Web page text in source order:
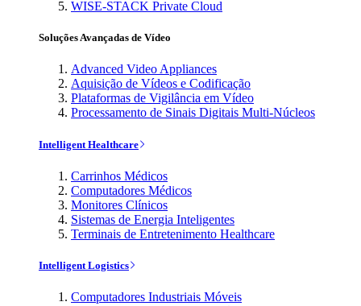
WISE-STACK Private Cloud
Soluções Avançadas de Vídeo
Advanced Video Appliances
Aquisição de Vídeos e Codificação
Plataformas de Vigilância em Vídeo
Processamento de Sinais Digitais Multi-Núcleos
Intelligent Healthcare
Carrinhos Médicos
Computadores Médicos
Monitores Clínicos
Sistemas de Energia Inteligentes
Terminais de Entretenimento Healthcare
Intelligent Logistics
Computadores Industriais Móveis